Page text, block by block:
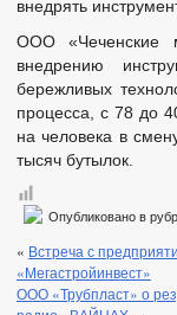
внедрять
ООО «Чеченские
внедрению
бережливых
процесса, с 78 до
на человека в
тысяч бутылок.
Опубликовано в
« Встреча с
«Мегастройинвест»
ООО «Трубпласт» о